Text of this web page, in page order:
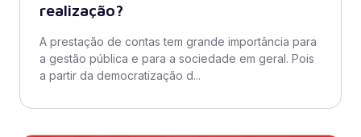
realização?
A prestação de contas tem grande importância para
a gestão pública e para a sociedade em geral. Pois
a partir da democratização d...